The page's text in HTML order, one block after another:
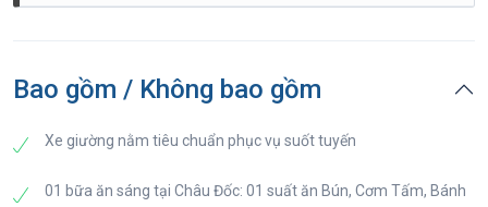
tích chùa Tây An Cổ Tự và Lăng ông Thoai Ngọc
Hầu.
cầu mong ngày càng đông. Thời gian đi chùa bà rất
Bao gồm / Không bao gồm
Xe giường nằm tiêu chuẩn phục vụ suốt tuyến
01 bữa ăn sáng tại Châu Đốc: 01 suất ăn Bún, Cơm Tấm, Bánh